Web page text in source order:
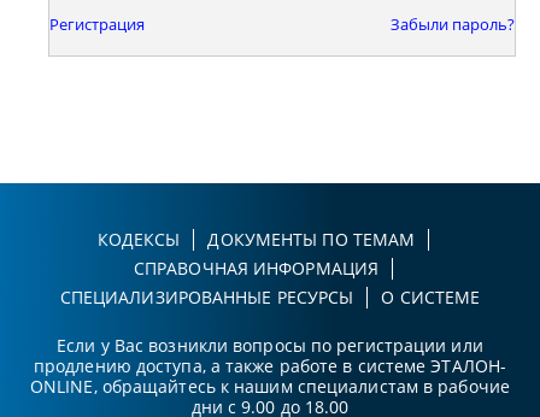
Регистрация Забыли пароль?
КОДЕКСЫ
ДОКУМЕНТЫ ПО ТЕМАМ
СПРАВОЧНАЯ ИНФОРМАЦИЯ
СПЕЦИАЛИЗИРОВАННЫЕ РЕСУРСЫ
О СИСТЕМЕ
Если у Вас возникли вопросы по регистрации или
продлению доступа, а также работе в системе ЭТАЛОН-
ONLINE, обращайтесь к нашим специалистам в рабочие
дни с 9.00 до 18.00